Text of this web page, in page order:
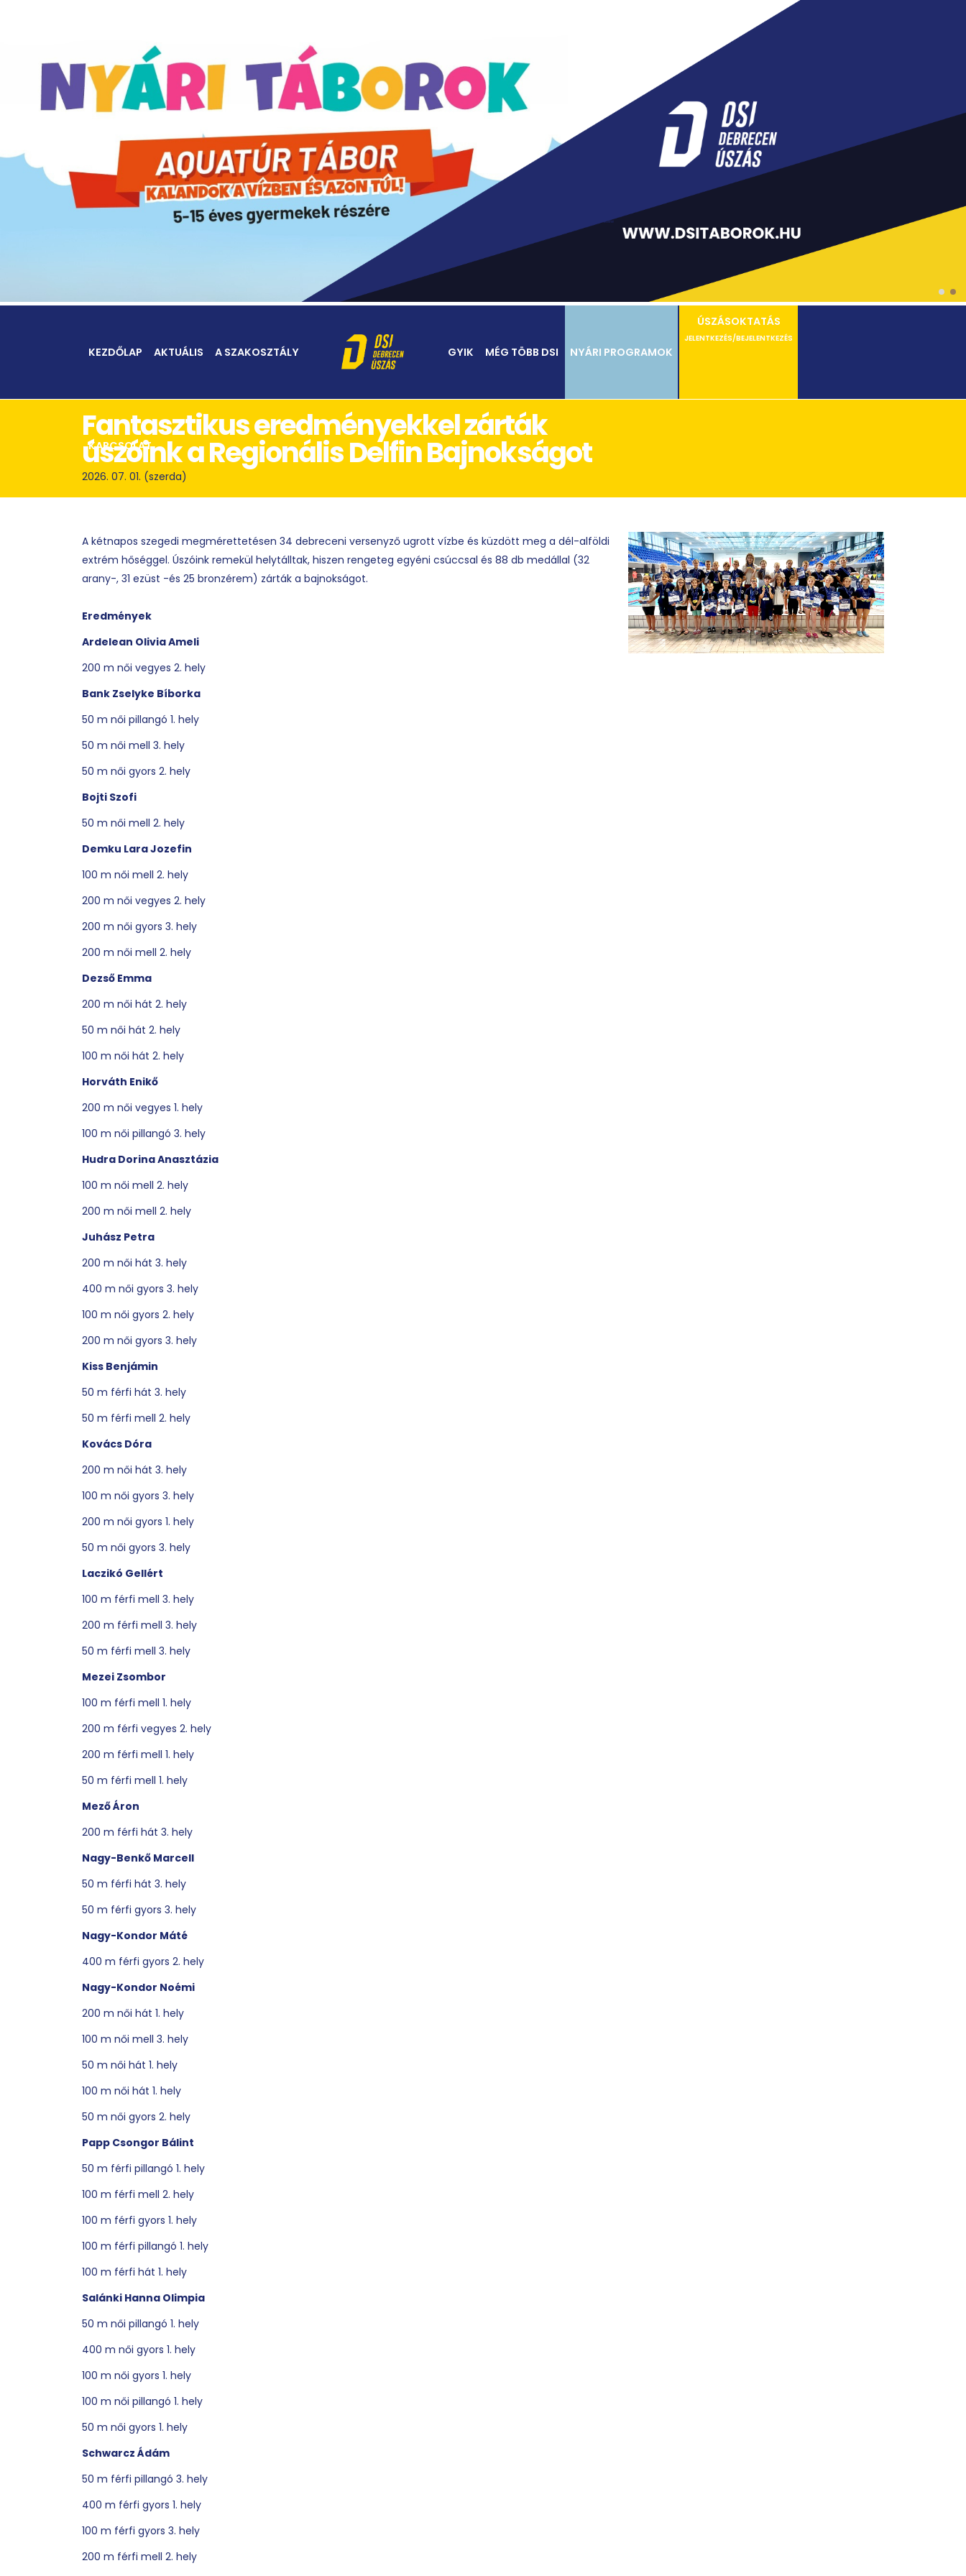
KEZDŐLAP AKTUÁLIS A SZAKOSZTÁLY GYIK MÉG TÖBB DSI NYÁRI PROGRAMOK
ÚSZÁSOKTATÁS
JELENTKEZÉS/BEJELENTKEZÉS
KAPCSOLAT
Fantasztikus eredményekkel zárták
úszóink a Regionális Delfin Bajnokságot
2026. 07. 01. (szerda)
A kétnapos szegedi megmérettetésen 34 debreceni versenyző ugrott vízbe és küzdött meg a dél-alföldi
extrém hőséggel. Úszóink remekül helytálltak, hiszen rengeteg egyéni csúccsal és 88 db medállal (32
arany-, 31 ezüst -és 25 bronzérem) zárták a bajnokságot.
Eredmények
Ardelean Olivia Ameli
200 m női vegyes 2. hely
Bank Zselyke Bíborka
50 m női pillangó 1. hely
50 m női mell 3. hely
50 m női gyors 2. hely
Bojti Szofi
50 m női mell 2. hely
Demku Lara Jozefin
100 m női mell 2. hely
200 m női vegyes 2. hely
200 m női gyors 3. hely
200 m női mell 2. hely
Dezső Emma
200 m női hát 2. hely
50 m női hát 2. hely
100 m női hát 2. hely
Horváth Enikő
200 m női vegyes 1. hely
100 m női pillangó 3. hely
Hudra Dorina Anasztázia
100 m női mell 2. hely
200 m női mell 2. hely
Juhász Petra
200 m női hát 3. hely
400 m női gyors 3. hely
100 m női gyors 2. hely
200 m női gyors 3. hely
Kiss Benjámin
50 m férfi hát 3. hely
50 m férfi mell 2. hely
Kovács Dóra
200 m női hát 3. hely
100 m női gyors 3. hely
200 m női gyors 1. hely
50 m női gyors 3. hely
Laczikó Gellért
100 m férfi mell 3. hely
200 m férfi mell 3. hely
50 m férfi mell 3. hely
Mezei Zsombor
100 m férfi mell 1. hely
200 m férfi vegyes 2. hely
200 m férfi mell 1. hely
50 m férfi mell 1. hely
Mező Áron
200 m férfi hát 3. hely
Nagy-Benkő Marcell
50 m férfi hát 3. hely
50 m férfi gyors 3. hely
Nagy-Kondor Máté
400 m férfi gyors 2. hely
Nagy-Kondor Noémi
200 m női hát 1. hely
100 m női mell 3. hely
50 m női hát 1. hely
100 m női hát 1. hely
50 m női gyors 2. hely
Papp Csongor Bálint
50 m férfi pillangó 1. hely
100 m férfi mell 2. hely
100 m férfi gyors 1. hely
100 m férfi pillangó 1. hely
100 m férfi hát 1. hely
Salánki Hanna Olimpia
50 m női pillangó 1. hely
400 m női gyors 1. hely
100 m női gyors 1. hely
100 m női pillangó 1. hely
50 m női gyors 1. hely
Schwarcz Ádám
50 m férfi pillangó 3. hely
400 m férfi gyors 1. hely
100 m férfi gyors 3. hely
200 m férfi mell 2. hely